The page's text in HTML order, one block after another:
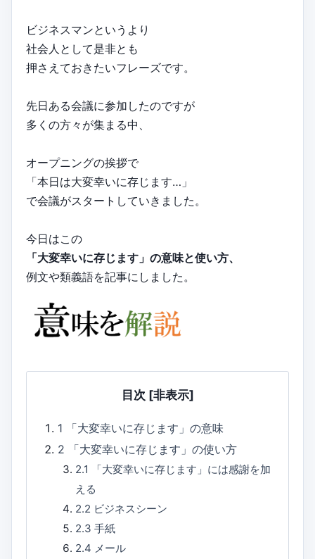
ビジネスマンというより
社会人として是非とも
押さえておきたいフレーズです。
先日ある会議に参加したのですが
多くの方々が集まる中、
オープニングの挨拶で
「本日は大変幸いに存じます…」
で会議がスタートしていきました。
今日はこの
「大変幸いに存じます」の意味と使い方、
例文や類義語を記事にしました。
目次 [非表示]
1
「大変幸いに存じます」の意味
2
「大変幸いに存じます」の使い方
2.1
「大変幸いに存じます」には感謝を加
える
2.2 ビジネスシーン
2.3 手紙
2.4 メール